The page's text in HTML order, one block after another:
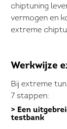
chiptuning
vermogen en
extreme
Werkwijze
Bij extreme
7 stappen:
> Een
testbank